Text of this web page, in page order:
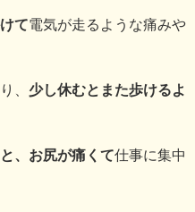
て電気が走るような痛みや
、 少し休むとまた歩けるよ
、お尻が痛くて仕事に集中